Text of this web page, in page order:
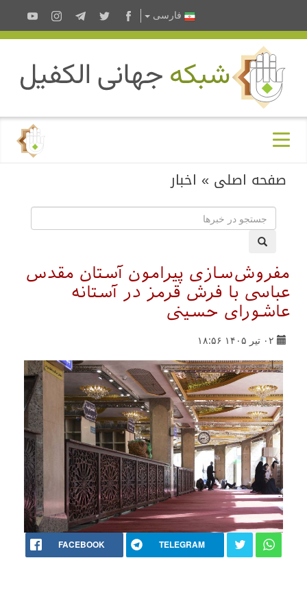
فارسى
صفحه اصلی » اخبار
مفروش‌سازی پیرامون آستان مقدس
عباسی با فرش قرمز در آستانه
عاشورای حسینی
۰۲ تیر ۱۴۰۵ ۱۸:۵۶
FACEBOOK TELEGRAM